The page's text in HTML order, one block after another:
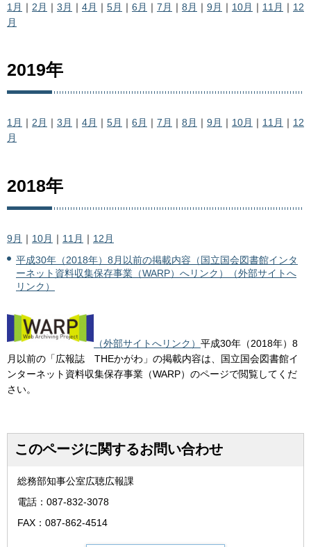
1月 ｜ 2月 ｜ 3月 ｜ 4月 ｜ 5月 ｜ 6月 ｜ 7月 ｜ 8月 ｜ 9月 ｜ 10月 ｜ 11月 ｜ 12
月
2019年
1月 ｜ 2月 ｜ 3月 ｜ 4月 ｜ 5月 ｜ 6月 ｜ 7月 ｜ 8月 ｜ 9月 ｜ 10月 ｜ 11月 ｜ 12
月
2018年
9月 ｜ 10月 ｜ 11月 ｜ 12月
平成30年（2018年）8月以前の掲載内容（国立国会図書館インタ
ーネット資料収集保存事業（WARP）へリンク）（外部サイトへ
リンク）
（外部サイトへリンク） 平成30年（2018年）8
月以前の「広報誌 THEかがわ」の掲載内容は、国立国会図書館イ
ンターネット資料収集保存事業（WARP）のページで閲覧してくだ
さい。
このページに関するお問い合わせ
総務部知事公室広聴広報課
電話：087-832-3078
FAX：087-862-4514